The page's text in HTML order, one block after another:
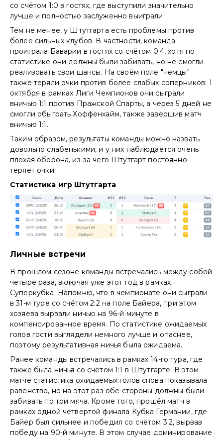
со счётом 1:0 в гостях, где выступили значительно
лучше и полностью заслуженно выиграли.
Тем не менее, у Штутгарта есть проблемы против
более сильных клубов. В частности, команда
проиграла Баварии в гостях со счётом 0:4, хотя по
статистике они должны были забивать, но не смогли
реализовать свои шансы. На своём поле "немцы"
также теряли очки против более слабых соперников: 1
октября в рамках Лиги Чемпионов они сыграли
вничью 1:1 против Пражской Спарты, а через 5 дней не
смогли обыграть Хоффенхайм, также завершив матч
вничью 1:1.
Таким образом, результаты команды можно назвать
довольно слабенькими, и у них наблюдается очень
плохая оборона, из-за чего Штутгарт постоянно
теряет очки.
Статистика игр Штутгарта
Личные встречи
В прошлом сезоне команды встречались между собой
четыре раза, включая уже этот год в рамках
Суперкубка. Напомню, что в чемпионате они сыграли
в 31-м туре со счётом 2:2 на поле Байера, при этом
хозяева вырвали ничью на 96-й минуте в
компенсированное время. По статистике ожидаемых
голов гости выглядели немного лучше и опаснее,
поэтому результативная ничья была ожидаема.
Ранее команды встречались в рамках 14-го тура, где
также была ничья со счётом 1:1 в Штутгарте. В этом
матче статистика ожидаемых голов снова показывала
равенство, но на этот раз обе стороны должны были
забивать по три мяча. Кроме того, прошёл матч в
рамках одной четвёртой финала Кубка Германии, где
Байер был сильнее и победил со счётом 3:2, вырвав
победу на 90-й минуте. В этом случае доминирование